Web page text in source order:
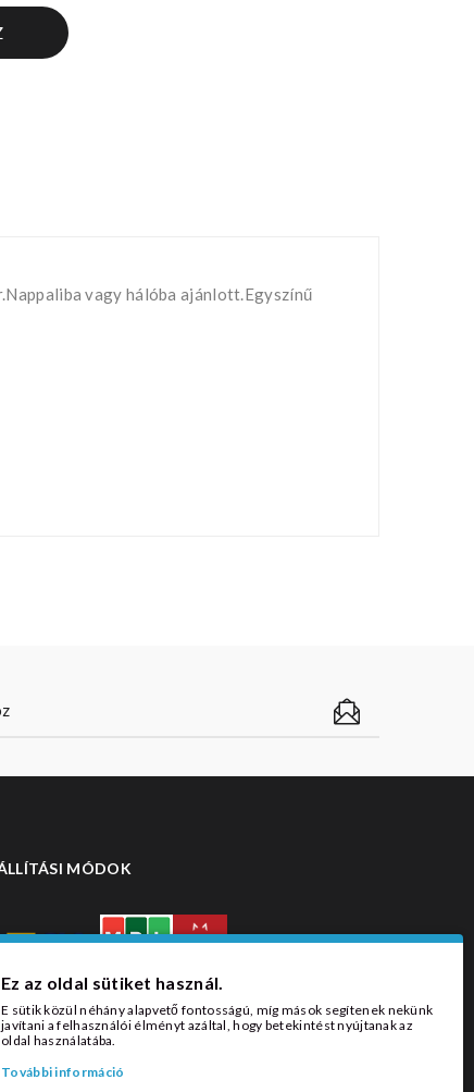
vagy hálóba ajánlott.Egyszínű
MÓDOK
Ez az oldal sütiket használ.
E sütik közül néhány alapvető fontosságú, míg mások segítenek nekünk
javítani a felhasználói élményt azáltal, hogy betekintést nyújtanak az
oldal használatába.
További információ